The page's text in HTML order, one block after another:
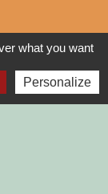
what you want
Personalize